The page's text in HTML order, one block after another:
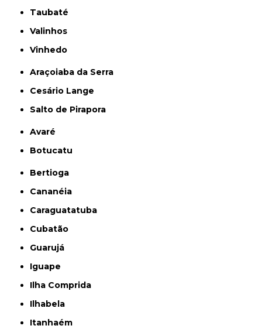
Taubaté
Valinhos
Vinhedo
Araçoiaba da Serra
Cesário Lange
Salto de Pirapora
Avaré
Botucatu
Bertioga
Cananéia
Caraguatatuba
Cubatão
Guarujá
Iguape
Ilha Comprida
Ilhabela
Itanhaém